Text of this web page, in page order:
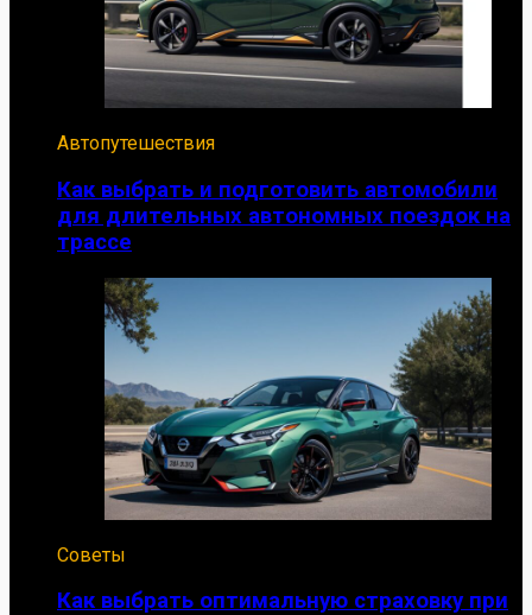
Автопутешествия
Как выбрать и подготовить автомобили
для длительных автономных поездок на
трассе
Советы
Как выбрать оптимальную страховку при